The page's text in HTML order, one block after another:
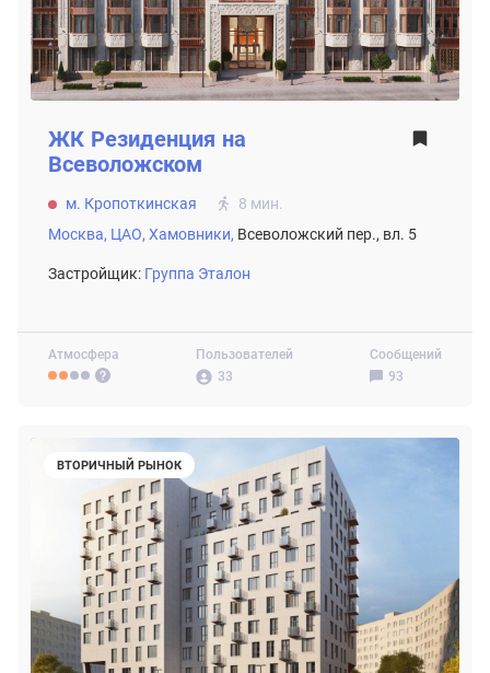
Атмосфера
Пользователей
33
Сообщений
93
ЖК Резиденция на
Всеволожском
м. Кропоткинская
8 мин.
Москва, ЦАО, Хамовники, Всеволожский пер., вл. 5
Застройщик: Группа Эталон
ВТОРИЧНЫЙ РЫНОК